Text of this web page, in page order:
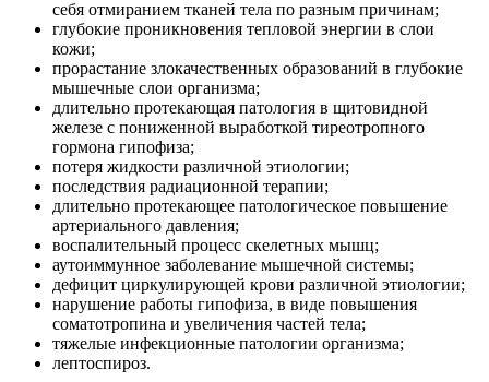
себя отмиранием тканей тела по разным причинам;
глубокие проникновения тепловой энергии в слои
кожи;
прорастание злокачественных образований в глубокие
мышечные слои организма;
длительно протекающая патология в щитовидной
железе с пониженной выработкой тиреотропного
гормона гипофиза;
потеря жидкости различной этиологии;
последствия радиационной терапии;
длительно протекающее патологическое повышение
артериального давления;
воспалительный процесс скелетных мышц;
аутоиммунное заболевание мышечной системы;
дефицит циркулирующей крови различной этиологии;
нарушение работы гипофиза, в виде повышения
соматотропина и увеличения частей тела;
тяжелые инфекционные патологии организма;
лептоспироз.